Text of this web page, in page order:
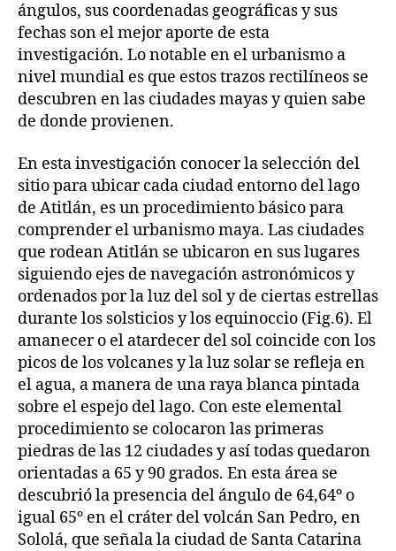
ángulos, sus coordenadas geográficas y sus
fechas son el mejor aporte de esta
investigación. Lo notable en el urbanismo a
nivel mundial es que estos trazos rectilíneos se
descubren en las ciudades mayas y quien sabe
de donde provienen.
En esta investigación conocer la selección del
sitio para ubicar cada ciudad entorno del lago
de Atitlán, es un procedimiento básico para
comprender el urbanismo maya. Las ciudades
que rodean Atitlán se ubicaron en sus lugares
siguiendo ejes de navegación astronómicos y
ordenados por la luz del sol y de ciertas estrellas
durante los solsticios y los equinoccio (Fig.6). El
amanecer o el atardecer del sol coincide con los
picos de los volcanes y la luz solar se refleja en
el agua, a manera de una raya blanca pintada
sobre el espejo del lago. Con este elemental
procedimiento se colocaron las primeras
piedras de las 12 ciudades y así todas quedaron
orientadas a 65 y 90 grados. En esta área se
descubrió la presencia del ángulo de 64,64º o
igual 65º en el cráter del volcán San Pedro, en
Sololá, que señala la ciudad de Santa Catarina